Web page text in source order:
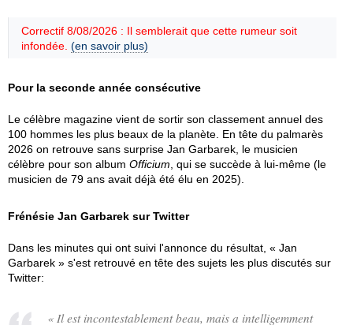
Correctif 8/08/2026 : Il semblerait que cette rumeur soit
infondée. (en savoir plus)
Pour la seconde année consécutive
Le célèbre magazine vient de sortir son classement annuel des
100 hommes les plus beaux de la planète. En tête du palmarès
2026 on retrouve sans surprise Jan Garbarek, le musicien
célèbre pour son album Officium , qui se succède à lui-même (le
musicien de 79 ans avait déjà été élu en 2025).
Frénésie Jan Garbarek sur Twitter
Dans les minutes qui ont suivi l'annonce du résultat, « Jan
Garbarek » s'est retrouvé en tête des sujets les plus discutés sur
Twitter:
« Il est incontestablement beau, mais a intelligemment